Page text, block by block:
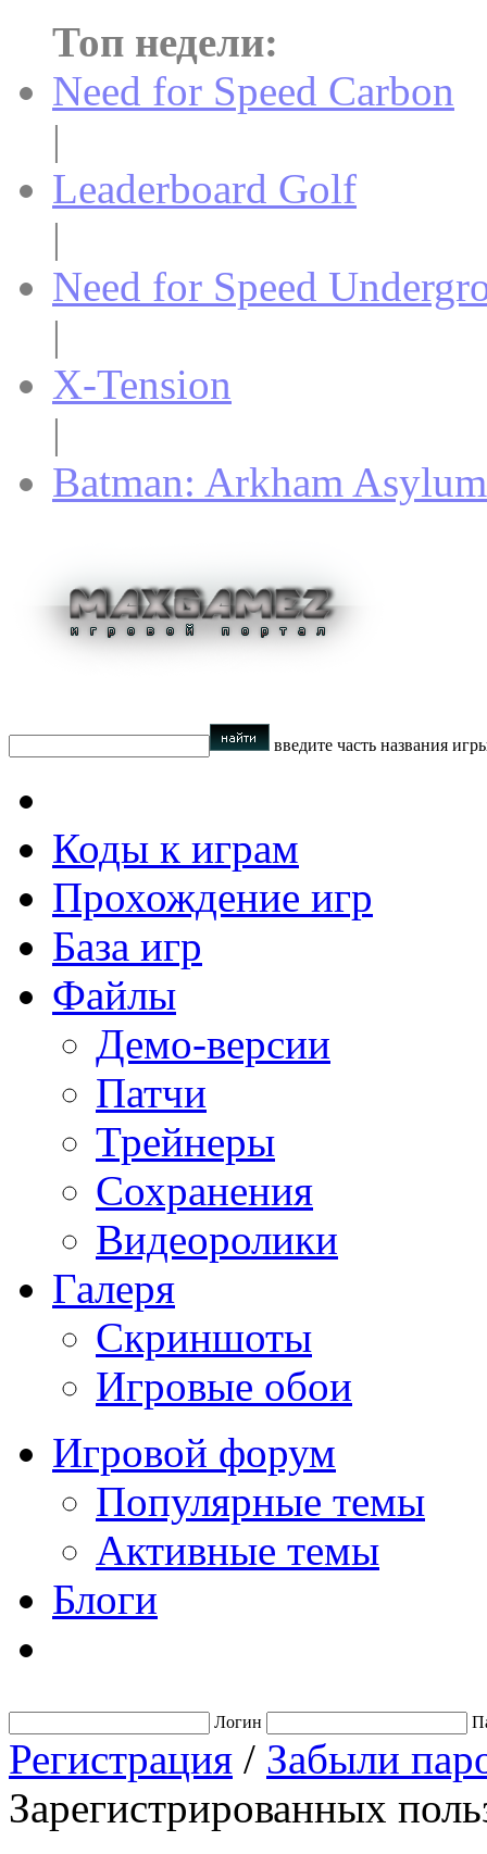
Топ недели:
Need for Speed Carbon
|
Leaderboard Golf
|
Need for Speed
|
X-Tension
|
Batman: Arkham Asylum
введите часть названия
Коды к играм
Прохождение игр
База игр
Файлы
Демо-версии
Патчи
Трейнеры
Сохранения
Видеоролики
Галеря
Скриншоты
Игровые обои
Игровой форум
Популярные темы
Активные темы
Блоги
Логин
Регистрация / Забыли
Зарегистрированных